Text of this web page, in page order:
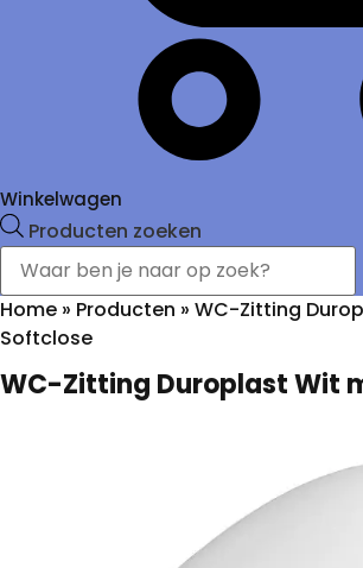
Winkelwagen
Producten zoeken
Home » Producten » WC-Zitting
Softclose
WC-Zitting Duroplast Wit